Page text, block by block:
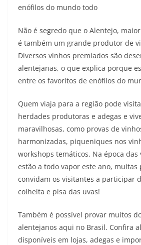
enófilos do mundo todo
Não é segredo que o Alentejo,
é também um grande produtor de
Diversos vinhos premiados são
alentejanas, o que explica porque
entre os favoritos de enófilos do
Quem viaja para a região pode
herdades produtoras e adegas e
maravilhosas, como provas de
harmonizadas, piqueniques nos
workshops temáticos. Na época
estão a todo vapor este ano, muitas
convidam os visitantes a participar
colheita e pisa das uvas!
Também é possível provar muitos
alentejanos aqui no Brasil. Confira
disponíveis em lojas, adegas e